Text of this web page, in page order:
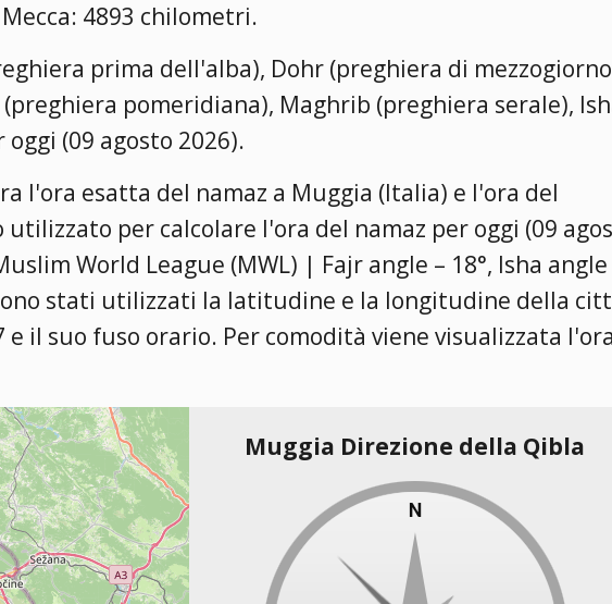
4893 chilometri.
prima dell'alba), Dohr (preghiera di
(preghiera pomeridiana), Maghrib (preghiera serale),
(09 agosto 2026).
l'ora esatta del namaz a Muggia (Italia) e l'ora del
per calcolare l'ora del namaz per oggi (09
World League (MWL) | Fajr angle – 18°, Isha angle
stati utilizzati la latitudine e la longitudine della
e il suo fuso orario. Per comodità viene visualizzata l'ora
Muggia Direzione della Qibla